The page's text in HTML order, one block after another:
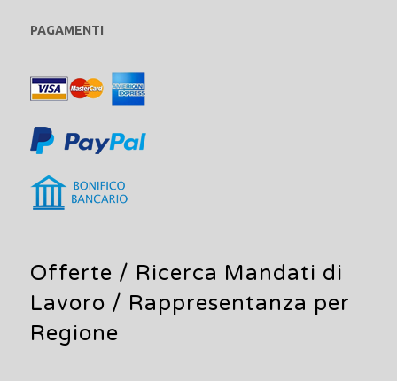
PAGAMENTI
Offerte / Ricerca Mandati di
Lavoro / Rappresentanza per
Regione